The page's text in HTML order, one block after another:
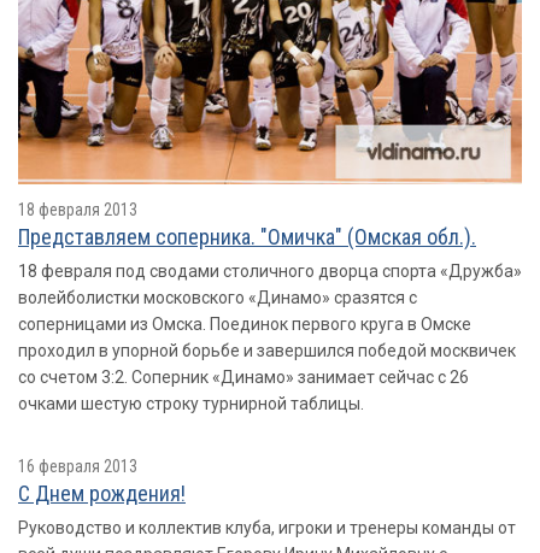
18 февраля 2013
Представляем соперника. "Омичка" (Омская обл.).
18 февраля под сводами столичного дворца спорта «Дружба»
волейболистки московского «Динамо» сразятся с
соперницами из Омска. Поединок первого круга в Омске
проходил в упорной борьбе и завершился победой москвичек
со счетом 3:2. Соперник «Динамо» занимает сейчас с 26
очками шестую строку турнирной таблицы.
16 февраля 2013
С Днем рождения!
Руководство и коллектив клуба, игроки и тренеры команды от